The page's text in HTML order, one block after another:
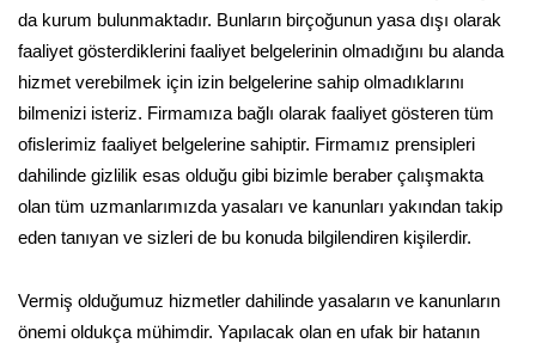
da kurum bulunmaktadır. Bunların birçoğunun yasa dışı olarak
faaliyet gösterdiklerini faaliyet belgelerinin olmadığını bu alanda
hizmet verebilmek için izin belgelerine sahip olmadıklarını
bilmenizi isteriz. Firmamıza bağlı olarak faaliyet gösteren tüm
ofislerimiz faaliyet belgelerine sahiptir. Firmamız prensipleri
dahilinde gizlilik esas olduğu gibi bizimle beraber çalışmakta
olan tüm uzmanlarımızda yasaları ve kanunları yakından takip
eden tanıyan ve sizleri de bu konuda bilgilendiren kişilerdir.
Vermiş olduğumuz hizmetler dahilinde yasaların ve kanunların
önemi oldukça mühimdir. Yapılacak olan en ufak bir hatanın